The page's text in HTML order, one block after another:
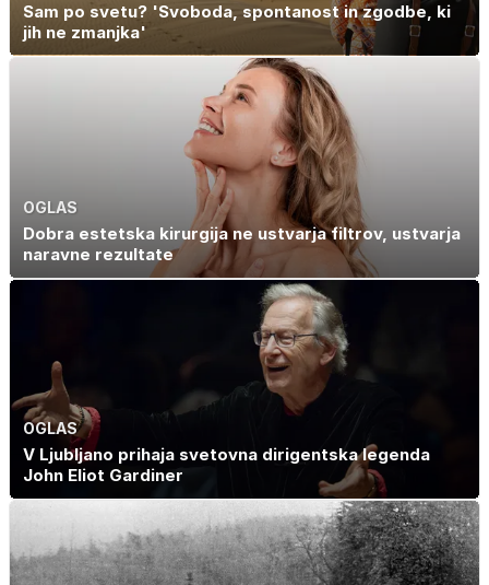
Sam po svetu? 'Svoboda, spontanost in zgodbe, ki
jih ne zmanjka'
OGLAS
Dobra estetska kirurgija ne ustvarja filtrov, ustvarja
naravne rezultate
OGLAS
V Ljubljano prihaja svetovna dirigentska legenda
John Eliot Gardiner